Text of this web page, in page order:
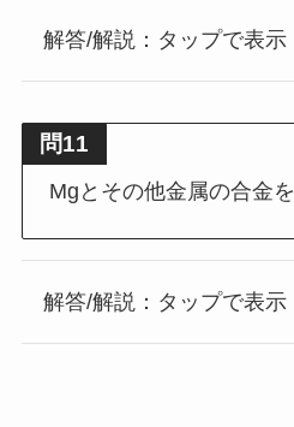
解答/解説：タップで表示
問11
Mgとその他金属の合金を
解答/解説：タップで表示